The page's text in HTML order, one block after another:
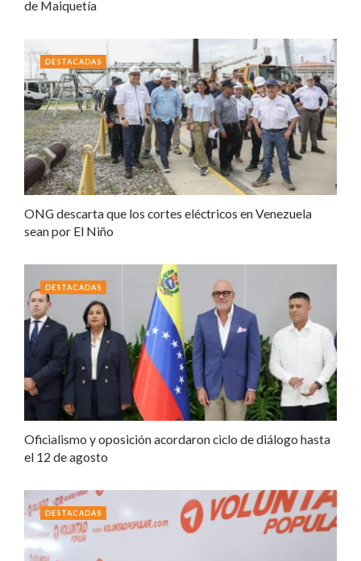
de Maiquetía
ONG descarta que los cortes eléctricos en Venezuela
sean por El Niño
DESTACADAS
Oficialismo y oposición acordaron ciclo de diálogo hasta
el 12 de agosto
DESTACADAS
DESTACADAS